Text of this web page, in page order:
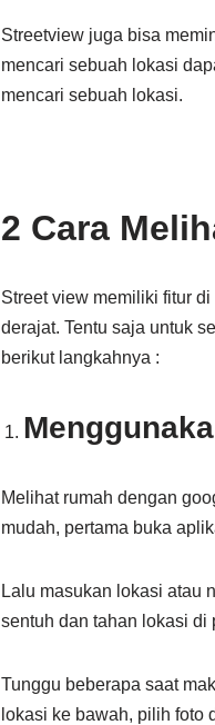
Streetview juga bisa
mencari sebuah lokasi
mencari sebuah lokasi.
2 Cara
Street view memiliki fitur
derajat. Tentu saja untuk
berikut langkahnya :
Melihat rumah dengan
mudah, pertama buka
Lalu masukan lokasi atau
sentuh dan tahan lokasi di
Tunggu beberapa saat
lokasi ke bawah, pilih foto